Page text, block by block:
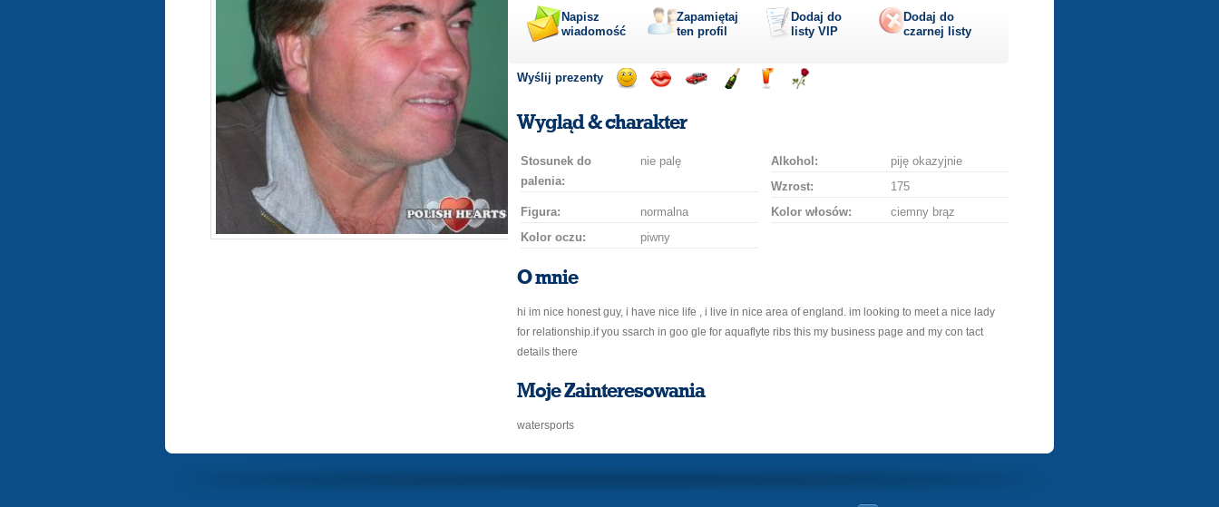
Napisz
wiadomość
Zapamiętaj
ten profil
Dodaj do
listy VIP
Dodaj do
czarnej listy
Wyślij prezenty
uśmiechbuziaka
Wygląd & charakter
Stosunek do
palenia:
nie palę Alkohol:
piję okazyjnie
Wzrost:
175
Figura:
normalna Kolor włosów:
ciemny brąz
Kolor oczu:
piwny
O mnie
hi im nice honest guy, i have nice life , i live in nice area of england. im looking to meet a nice lady
for relationship.if you ssarch in goo gle for aquaflyte ribs this my business page and my con tact
details there
Moje Zainteresowania
watersports